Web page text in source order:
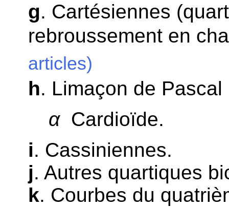
g. Cartésiennes
rebroussement en
articles)
h. Limaçon de Pascal
αCardioïde.
i. Cassiniennes.
j. Autres quartiques
k. Courbes du